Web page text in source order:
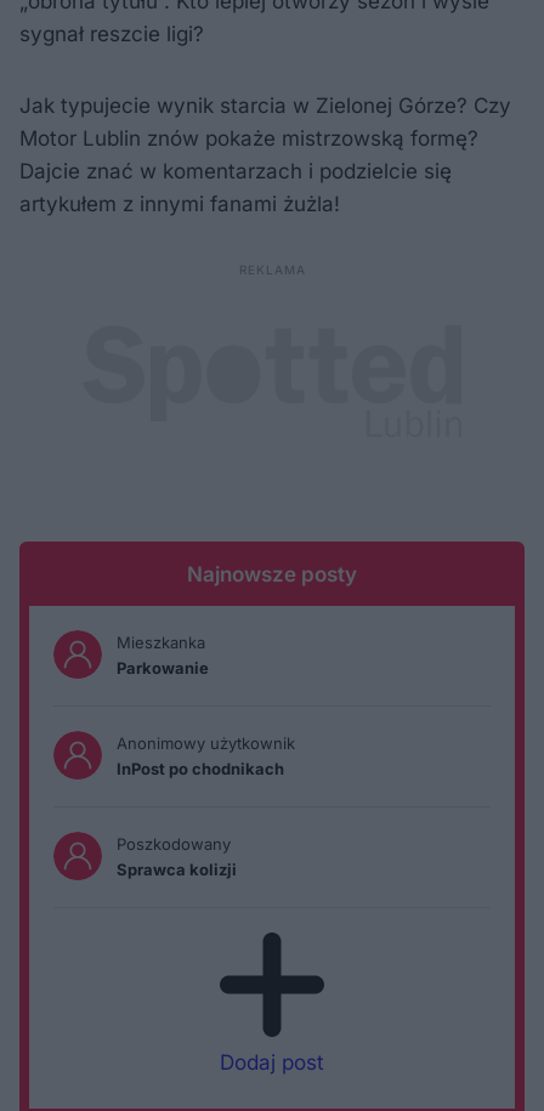
sygnał reszcie ligi?
Jak typujecie wynik starcia w Zielonej Górze? Czy
Motor Lublin znów pokaże mistrzowską formę?
Dajcie znać w komentarzach i podzielcie się
artykułem z innymi fanami żużla!
Najnowsze posty
Mieszkanka
Parkowanie
Anonimowy użytkownik
InPost po chodnikach
Poszkodowany
Sprawca kolizji
Dodaj post